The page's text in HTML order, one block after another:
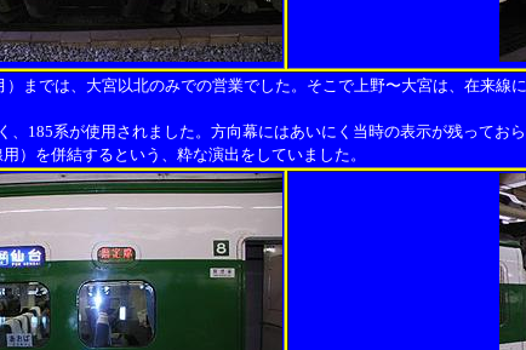
までは、大宮以北のみでの営業でした。そこで上野〜大宮は、在来
185系が使用されました。方向幕にはあいにく当時の表示が残ってお
）を併結するという、粋な演出をしていました。